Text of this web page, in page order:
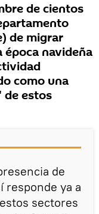
de cientos
de migrar
época navideña
como una
de estos
de
responde ya a
sectores